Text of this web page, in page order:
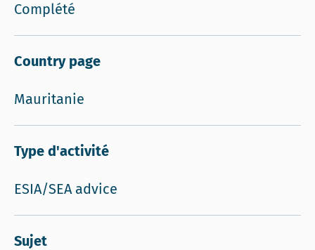
Complété
Country page
Mauritanie
Type d'activité
ESIA/SEA advice
Sujet